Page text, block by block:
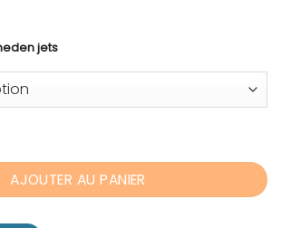
jets
Fox Spa serie (Typhoon)
AJOUTER AU PANIER